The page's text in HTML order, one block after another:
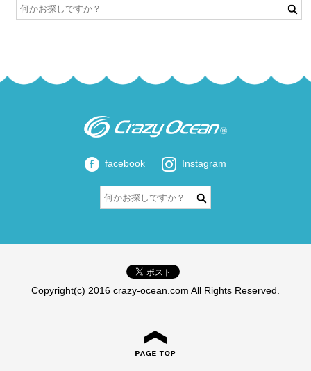
facebook Instagram
Copyright(c) 2016 crazy-ocean.com All Rights Reserved.